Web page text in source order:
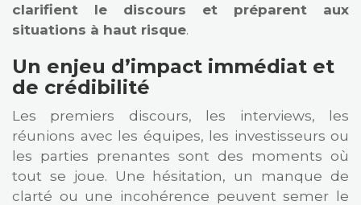
clarifient le discours et préparent aux
situations à haut risque.
Un enjeu d’impact immédiat et
de crédibilité
Les premiers discours, les interviews, les
réunions avec les équipes, les investisseurs ou
les parties prenantes sont des moments où
tout se joue. Une hésitation, un manque de
clarté ou une incohérence peuvent semer le